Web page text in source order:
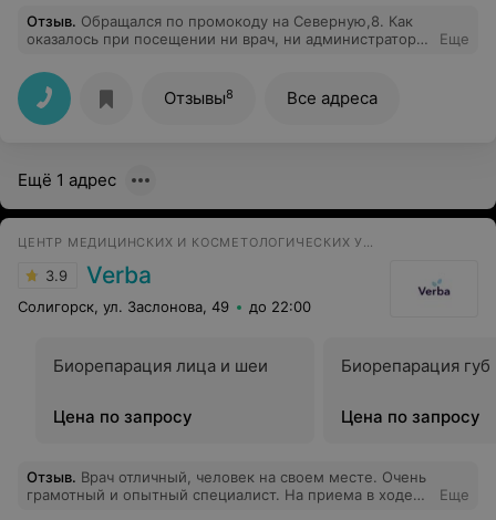
Отзыв. Обращался по промокоду на Северную,8. Как
оказалось при посещении ни врач, ни администратор
соответствуют действительности и отличаются в разы.
За консультацию взяли 35 руб. Фото прилагаются. Не
рекомендую. Ужасное место.
Еще
Отзывы8 Все адреса
Ещё 1 адрес
ЦЕНТР МЕДИЦИНСКИХ И КОСМЕТОЛОГИЧЕСКИХ УСЛУГ
3.9 Verba
Солигорск, ул. Заслонова, 49 до 22:00
Биорепарация лица и шеи
Цена по запросу
Биорепарация губ
Цена по запросу
Отзыв. Врач отличный, человек на своем месте. Очень
грамотный и опытный специалист. На приема в ходе
Еще